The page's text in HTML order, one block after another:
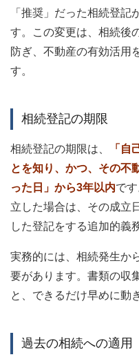
「推奨」だった相続登
す。この変更は、相続後
防ぎ、不動産の有効活用
す。
相続登記の期限
相続登記の期限は、
「自
とを知り、かつ、その不
った日」から3年以内で
立した場合は、その成立
した登記をする追加的義
実務的には、相続発生か
要があります。書類の収
と、できるだけ早めに動
過去の相続への適用